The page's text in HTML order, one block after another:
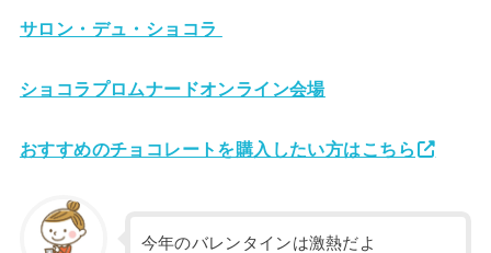
サロン・デュ・ショコラ
ショコラプロムナードオンライン会場
おすすめのチョコレートを購入したい方はこちら
今年のバレンタインは激熱だよ